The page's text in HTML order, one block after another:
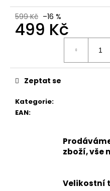
599 Kč –16 %
499 Kč
Kategorie:
EAN:
Zeptat se
zboží, vše
Velikostní
NEWPORT
BISON
KOŽENÉ
Původně:
799